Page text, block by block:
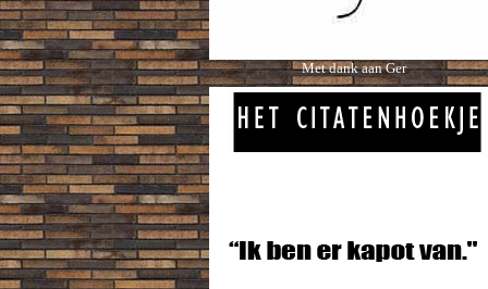
Met dank aan Ger